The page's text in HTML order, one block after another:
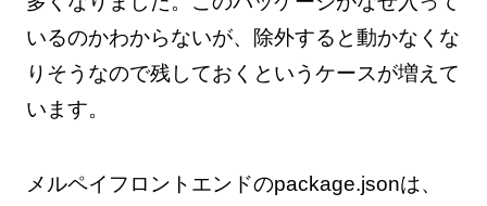
いるのかわからないが、除外すると動かなくな
りそうなので残しておくというケースが増えて
います。
メルペイフロントエンドのpackage.jsonは、